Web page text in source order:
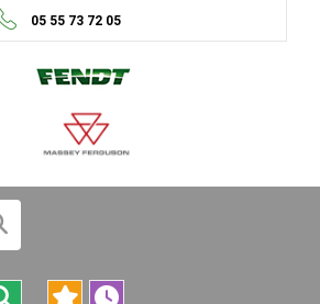
05 55 73 72 05